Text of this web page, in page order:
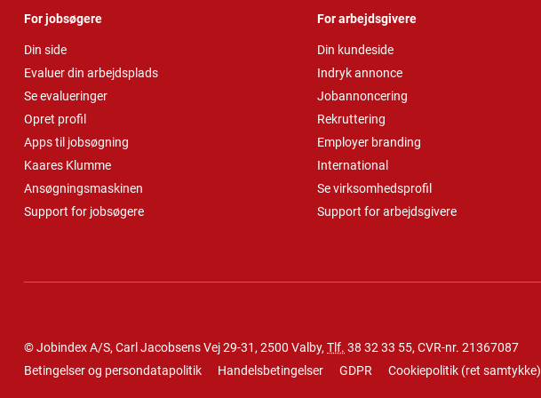
For jobsøgere
Din side
Evaluer din arbejdsplads
Se evalueringer
Opret profil
Apps til jobsøgning
Kaares Klumme
Ansøgningsmaskinen
Support for jobsøgere
For arbejdsgivere
Din kundeside
Indryk annonce
Jobannoncering
Rekruttering
Employer branding
International
Se virksomhedsprofil
Support for arbejdsgivere
© Jobindex A/S, Carl Jacobsens Vej 29-31, 2500 Valby, Tlf. 38 32 33 55, CVR-nr. 21367087
Betingelser og persondatapolitik
Handelsbetingelser GDPR Cookiepolitik (ret samtykke)